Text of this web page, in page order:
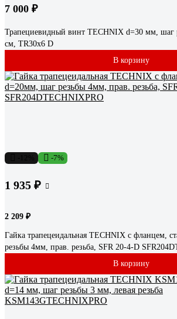
7 000 ₽
Трапециевидный винт TECHNIX d=30 мм, шаг
см, TR30х6 D
В корзину
-7%
1 935 ₽
2 209 ₽
Гайка трапецеидальная TECHNIX с фланцем,
резьбы 4мм, прав. резьба, SFR 20-4-D
В корзину